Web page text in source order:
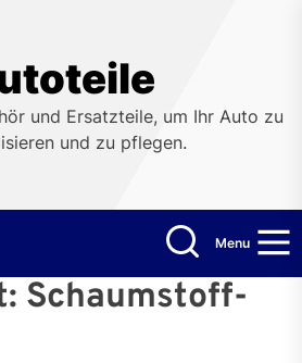
und Ersatzteile, um Ihr Auto zu
und zu pflegen.
Menu
Schaumstoff-